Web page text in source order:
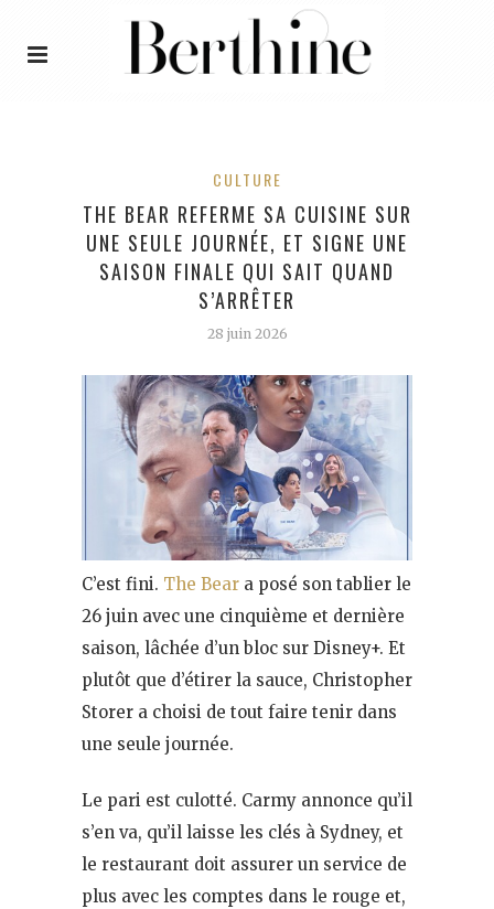
CULTURE
THE BEAR REFERME SA CUISINE SUR
UNE SEULE JOURNÉE, ET SIGNE UNE
SAISON FINALE QUI SAIT QUAND
S’ARRÊTER
28 juin 2026
C’est fini. The Bear a posé son tablier le
26 juin avec une cinquième et dernière
saison, lâchée d’un bloc sur Disney+. Et
plutôt que d’étirer la sauce, Christopher
Storer a choisi de tout faire tenir dans
une seule journée.
Le pari est culotté. Carmy annonce qu’il
s’en va, qu’il laisse les clés à Sydney, et
le restaurant doit assurer un service de
plus avec les comptes dans le rouge et,